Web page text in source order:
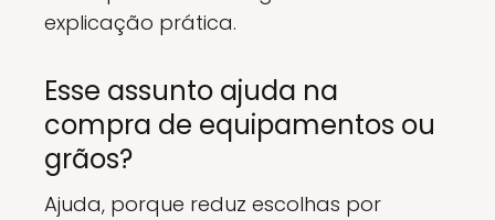
explicação prática.
Esse assunto ajuda na
compra de equipamentos ou
grãos?
Ajuda, porque reduz escolhas por